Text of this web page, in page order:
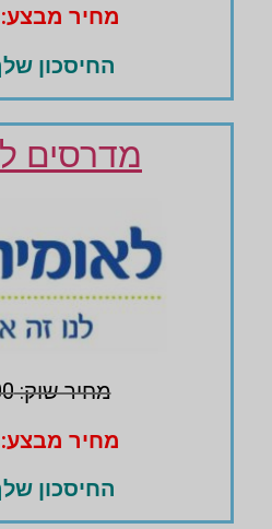
מחיר מבצע: 750
החיסכון שלך:
מדרסים
מחיר שוק: 2400 ₪
מחיר מבצע: 750
החיסכון שלך: